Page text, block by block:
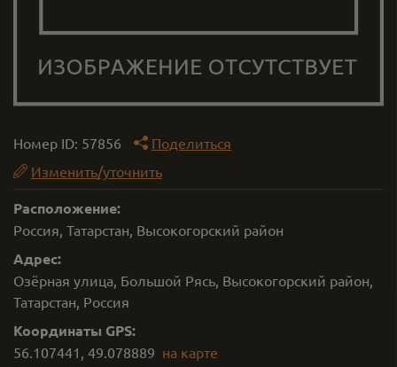
Номер ID: 57856
Поделиться
Изменить/уточнить
Расположение:
Россия, Татарстан, Высокогорский район
Адрес:
Озёрная улица, Большой Рясь, Высокогорский район,
Татарстан, Россия
Координаты GPS:
56.107441 , 49.078889 на карте